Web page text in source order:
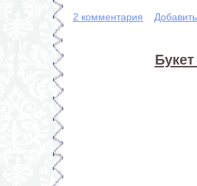
2 комментария